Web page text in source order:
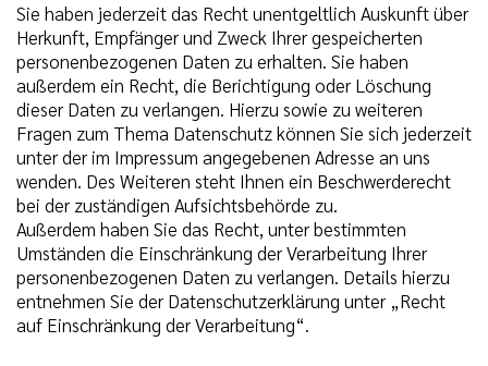
Sie haben jederzeit das Recht unentgeltlich Auskunft über
Herkunft, Empfänger und Zweck Ihrer gespeicherten
personenbezogenen Daten zu erhalten. Sie haben
außerdem ein Recht, die Berichtigung oder Löschung
dieser Daten zu verlangen. Hierzu sowie zu weiteren
Fragen zum Thema Datenschutz können Sie sich jederzeit
unter der im Impressum angegebenen Adresse an uns
wenden. Des Weiteren steht Ihnen ein Beschwerderecht
bei der zuständigen Aufsichtsbehörde zu.
Außerdem haben Sie das Recht, unter bestimmten
Umständen die Einschränkung der Verarbeitung Ihrer
personenbezogenen Daten zu verlangen. Details hierzu
entnehmen Sie der Datenschutzerklärung unter „Recht
auf Einschränkung der Verarbeitung“.